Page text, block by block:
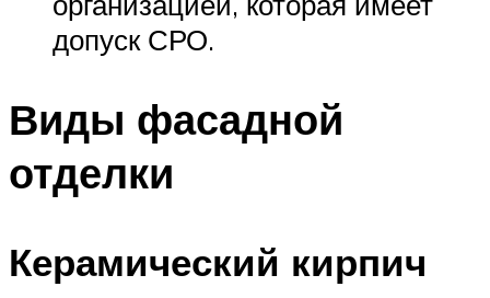
допуск СРО.
Виды фасадной
отделки
Керамический кирпич